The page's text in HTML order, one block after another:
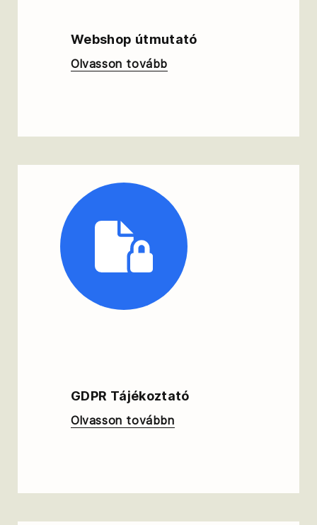
Webshop útmutató
Olvasson tovább
GDPR Tájékoztató
Olvasson továbbn